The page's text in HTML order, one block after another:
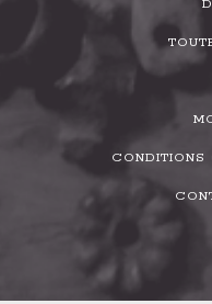
CONDITIONS